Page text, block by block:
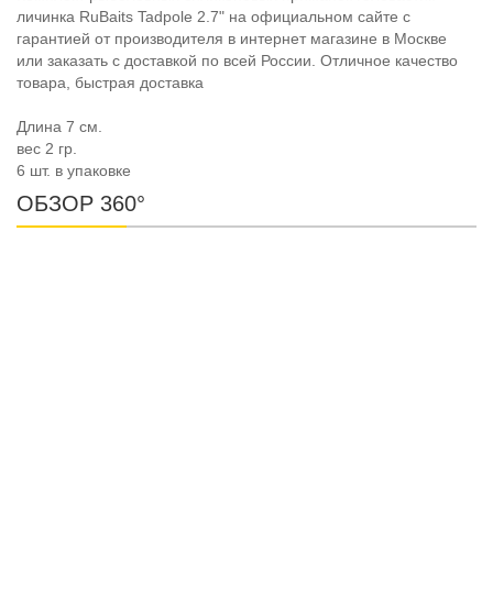
личинка RuBaits Tadpole 2.7" на официальном сайте с
гарантией от производителя в интернет магазине в Москве
или заказать с доставкой по всей России. Отличное качество
товара, быстрая доставка
Длина 7 cм.
вес 2 гр.
6 шт. в упаковке
ОБЗОР 360°